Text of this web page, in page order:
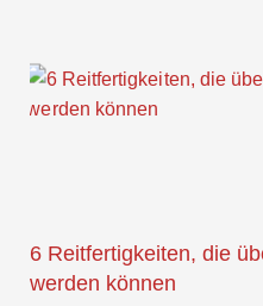
6 Reitfertigkeiten, die
werden können